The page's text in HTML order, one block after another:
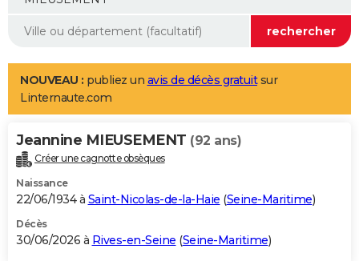
Mobiles
Meilleur smartphone
Internet
Ordinateurs
Jeux vidéo
Guide high-tech
Aménagement intérieur
LIFESTYLE
Art de vivre
Bien-être
Loisirs
Mode
Modes de vie
Alimentation
Guide de la santé
Maladies
Médicaments
Sommeil
VOYAGE
Destinations
City break
Voyage nature
Voyage de noces
Forum
Climat
+PHOTO
GUIDES D'ACHAT
BONS PLANS
NOUVEAU : publiez un avis de décès gratuitsur
Linternaute.com
Jeannine MIEUSEMENT (92 ans)
Créer une cagnotte obsèques
Naissance
22/06/1934 à Saint-Nicolas-de-la-Haie (Seine-Maritime)
Décès
30/06/2026 à Rives-en-Seine (Seine-Maritime)